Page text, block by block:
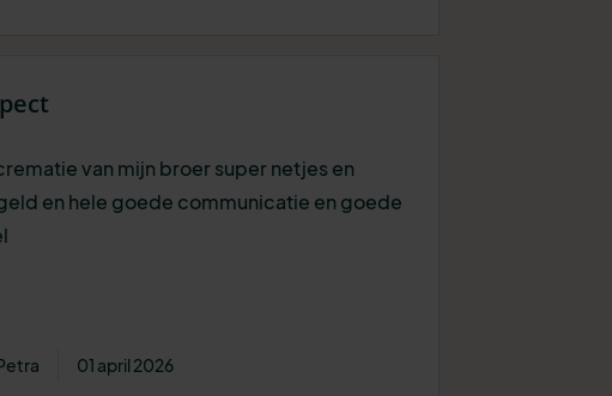
van mijn broer super netjes en
en hele goede communicatie en goede
01 april 2026